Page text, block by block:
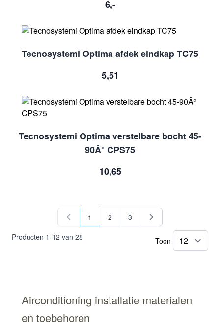
6,-
Tecnosystemi Optima afdek eindkap TC75
5,51
Tecnosystemi Optima verstelbare bocht 45-
90Â° CPS75
10,65
Producten 1-12 van 28
U lees momenteel pagina
1 Pagina
2 Pagina
3
Toon
Airconditioning installatie materialen
en toebehoren